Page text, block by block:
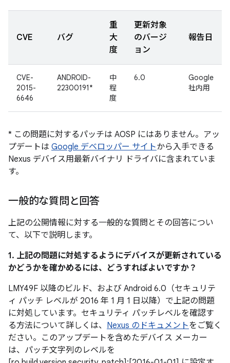
CVE バグ
重
大
度
更新対象
のバージ
ョン
報告日
CVE-
2015-
6646
ANDROID-
22300191*
中
程
度
6.0
Google
社内用
* この問題に対するパッチは AOSP にはありません。アッ
プデートは Google デベロッパー サイトから入手できる
Nexus デバイス用最新バイナリ ドライバに含まれていま
す。
一般的な質問と回答
上記の公開情報に対する一般的な質問とその回答につい
て、以下で説明します。
1. 上記の問題に対処するようにデバイスが更新されている
かどうかを確かめるには、どうすればよいですか？
LMY49F 以降のビルド、および Android 6.0（セキュリテ
ィ パッチ レベルが 2016 年 1 月 1 日以降）で上記の問題
に対処しています。セキュリティ パッチレベルを確認す
る方法について詳しくは、 Nexus のドキュメントをご覧く
ださい。このアップデートを含めたデバイス メーカー
は、パッチ文字列のレベルを